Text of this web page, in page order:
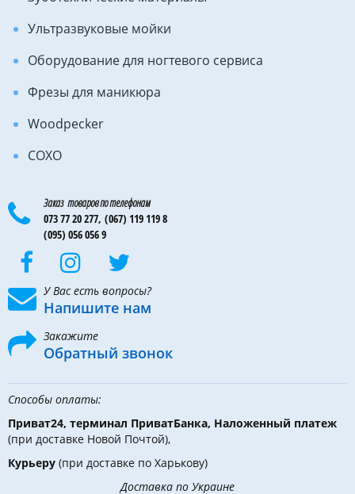
Ультразвуковые мойки
Оборудование для ногтевого сервиса
Фрезы для маникюра
Woodpecker
COXO
Заказ товаров по телефонам
073 77 20 277, (067) 119 119 8
(095) 056 056 9
У Вас есть вопросы?
Напишите нам
Закажите
Обратный звонок
Способы оплаты:
Приват24, терминал ПриватБанка, Наложенный платеж
(при доставке Новой Почтой),
Курьеру (при доставке по Харькову)
Доставка по Украине